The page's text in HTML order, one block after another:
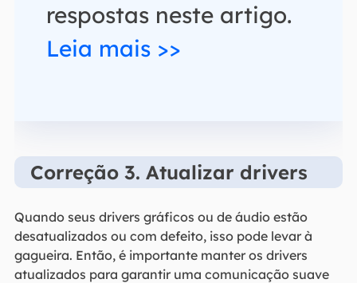
respostas neste artigo.
Leia mais >>
Correção 3. Atualizar drivers
Quando seus drivers gráficos ou de áudio estão
desatualizados ou com defeito, isso pode levar à
gagueira. Então, é importante manter os drivers
atualizados para garantir uma comunicação suave